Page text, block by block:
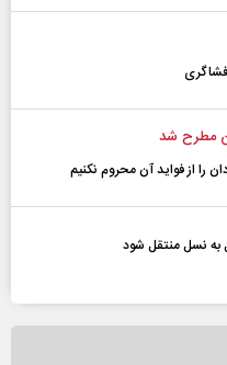
مطرح شد
را از فواید آن محروم نکنیم
نسل منتقل شود